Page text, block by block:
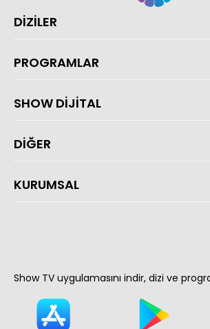
DİZİLER
PROGRAMLAR
SHOW DİJİTAL
DİĞER
KURUMSAL
Show TV uygulamasını indir, dizi ve